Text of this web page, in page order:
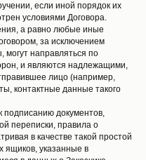
если иной порядок их
условиями Договора.
а равно любые иные
за исключением
направляться по
и являются надлежащими,
лицо (например,
контактные данные такого
подписанию документов,
переписки, правила о
в качестве такой простой
ящиков, указанные в